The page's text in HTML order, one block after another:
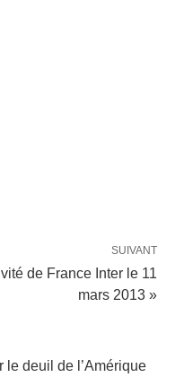
SUIVANT
de France Inter le 11
mars 2013 »
le deuil de l’Amérique